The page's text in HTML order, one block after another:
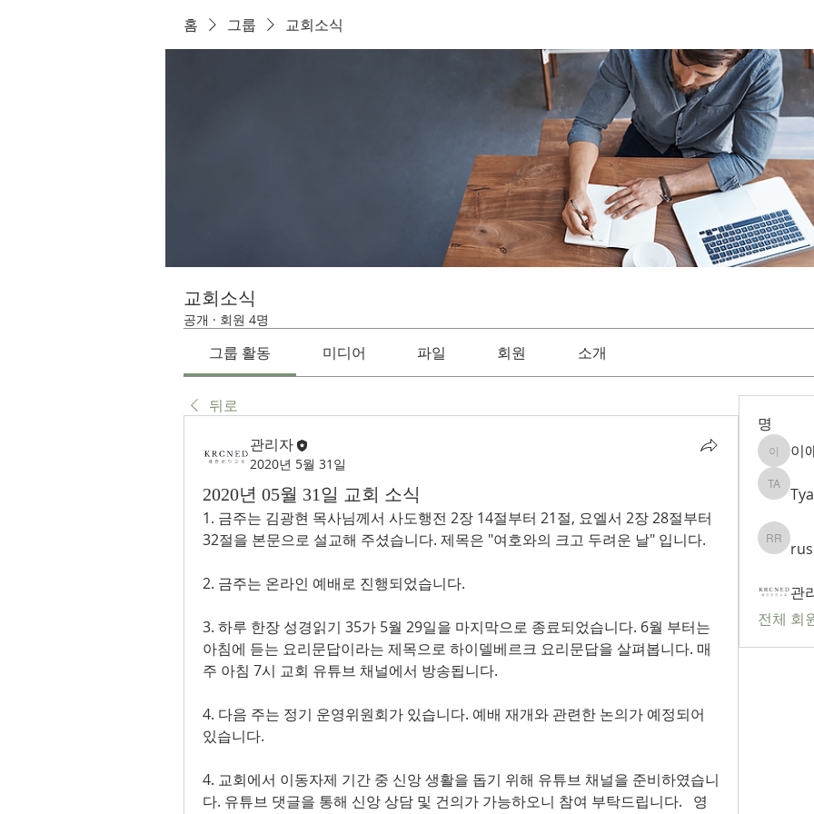
홈 그룹 교회소식
교회소식
공개 · 회원 4명
그룹 활동 미디어 파일 회원 소개
뒤로
관리자
2020년 5월 31일
2020년 05월 31일 교회 소식
1. 금주는 김광현 목사님께서 사도행전 2장 14절부터 21절, 요엘서 2장 28절부터
32절을 본문으로 설교해 주셨습니다. 제목은 "여호와의 크고 두려운 날" 입니다.
2. 금주는 온라인 예배로 진행되었습니다.
3. 하루 한장 성경읽기 35가 5월 29일을 마지막으로 종료되었습니다. 6월 부터는
아침에 듣는 요리문답이라는 제목으로 하이델베르크 요리문답을 살펴봅니다. 매
주 아침 7시 교회 유튜브 채널에서 방송됩니다.
4. 다음 주는 정기 운영위원회가 있습니다. 예배 재개와 관련한 논의가 예정되어
있습니다.
4. 교회에서 이동자제 기간 중 신앙 생활을 돕기 위해 유튜브 채널을 준비하였습니
다. 유튜브 댓글을 통해 신앙 상담 및 건의가 가능하오니 참여 부탁드립니다.   영
명
이애리
이
Tyagi
rushi
관
전체 회